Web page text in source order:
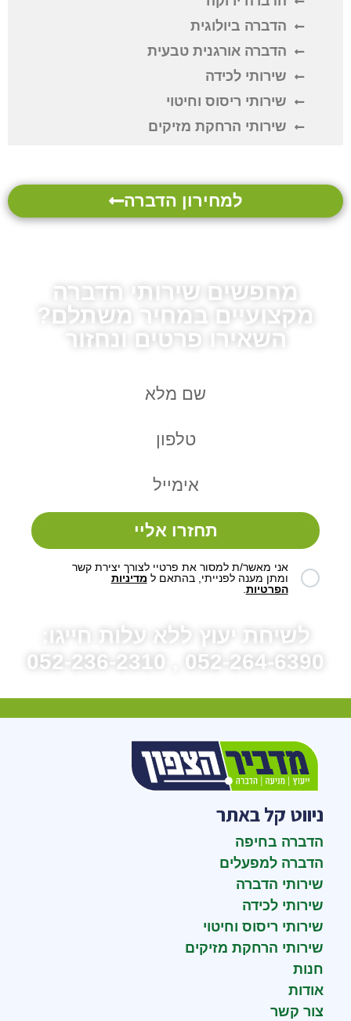
הדברה ביולוגית
הדברה אורגנית טבעית
שירותי לכידה
שירותי ריסוס וחיטוי
שירותי הרחקת מזיקים
למחירון הדברה
מחפשים שירותי הדברה
מקצועיים במחיר משתלם?
השאירו פרטים ונחזור
אני מאשר/ת למסור את פרטיי לצורך יצירת קשר
ומתן מענה לפנייתי, בהתאם ל מדיניות
הפרטיות.
תחזרו אליי
לשיחת יעוץ ללא עלות חייגו:
052-264-6390 , 052-236-2310
ניווט קל באתר
הדברה בחיפה
הדברה למפעלים
שירותי הדברה
שירותי לכידה
שירותי ריסוס וחיטוי
שירותי הרחקת מזיקים
חנות
אודות
צור קשר